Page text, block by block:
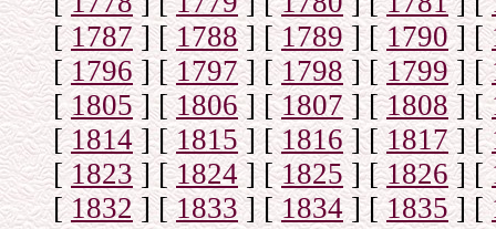
[1787] [1788] [1789] [1790] [
[1796] [1797] [1798] [1799] [
[1805] [1806] [1807] [1808] [
[1814] [1815] [1816] [1817] [
[1823] [1824] [1825 ] [1826] [
[1832] [1833] [1834] [1835] [